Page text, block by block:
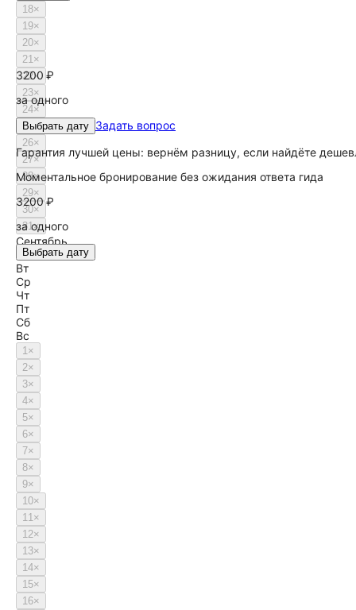
18×
19×
20×
21×
22×
23×
24×
25×
26×
27×
28×
29×
30×
31×
Сентябрь
Пн
Вт
Ср
Чт
Пт
Сб
Вс
1×
2×
3×
4×
5×
6×
7×
8×
9×
10×
11×
12×
13×
14×
15×
16×
3200 ₽
за одного
Выбрать дату Задать вопрос
Гарантия лучшей цены: вернём разницу, если найдёте
Моментальное бронирование без ожидания ответа гида
3200 ₽
за одного
Выбрать дату